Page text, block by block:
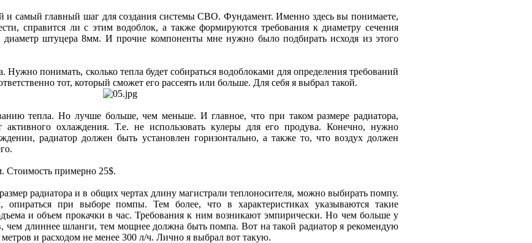
и самый главный шаг для создания системы СВО. Фундамент. Именно здесь вы понимаете,
справится ли с этим водоблок, а также формируются требования к диаметру сечения
штуцера 8мм. И прочие компоненты мне нужно было подбирать исходя из этого
понимать, сколько тепла будет собираться водоблоками для определения требований
тот, который сможет его рассеять или больше. Для себя я выбрал такой.
тепла. Но лучше больше, чем меньше. И главное, что при таком размере радиатора,
охлаждения. Т.е. не использовать кулеры для его продува. Конечно, нужно
радиатор должен быть установлен горизонтально, а также то, что воздух должен
Стоимость примерно 25$.
радиатора и в общих чертах длину магистрали теплоносителя, можно выбирать помпу.
опираться при выборе помпы. Тем более, что в характеристиках указываются такие
и объем прокачки в час. Требования к ним возникают эмпирически. Но чем больше у
чем длиннее шланги, тем мощнее должна быть помпа. Вот на такой радиатор я рекомендую
и расходом не менее 300 л/ч. Лично я выбрал вот такую.